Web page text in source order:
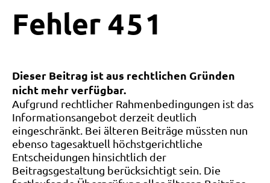
Fehler 4 5 1
Dieser Beitrag ist aus rechtlichen Gründen
nicht mehr verfügbar.
Aufgrund rechtlicher Rahmenbedingungen ist das
Informationsangebot derzeit deutlich
eingeschränkt. Bei älteren Beiträge müssten nun
ebenso tagesaktuell höchstgerichtliche
Entscheidungen hinsichtlich der
Beitragsgestaltung berücksichtigt sein. Die